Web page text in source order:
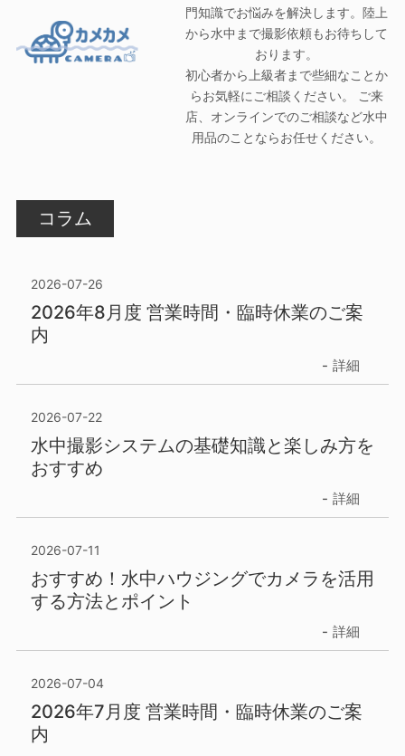
門知識でお悩みを解決します。陸上
から水中まで撮影依頼もお待ちして
おります。
初心者から上級者まで些細なことか
らお気軽にご相談ください。 ご来
店、オンラインでのご相談など水中
用品のことならお任せください。
コラム
2026-07-26
2026年8月度 営業時間・臨時休業のご案
内
詳細
2026-07-22
水中撮影システムの基礎知識と楽しみ方を
おすすめ
詳細
2026-07-11
おすすめ！水中ハウジングでカメラを活用
する方法とポイント
詳細
2026-07-04
2026年7月度 営業時間・臨時休業のご案
内